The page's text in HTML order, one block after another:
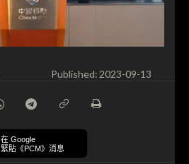
Published: 2023-09-13
在 Google
緊貼《PCM》消息